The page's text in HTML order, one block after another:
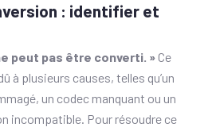
: identifier et
peut pas être converti. » Ce
à plusieurs causes, telles qu’un
un codec manquant ou un
incompatible. Pour résoudre ce